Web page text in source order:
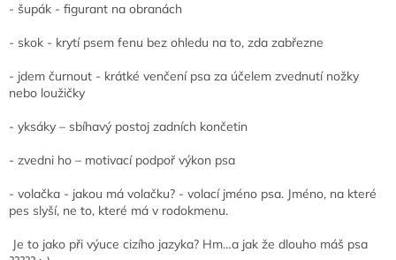
- šupák - figurant na obranách
- skok - krytí psem fenu bez ohledu na to, zda zabřezne
- jdem čurnout - krátké venčení psa za účelem zvednutí nožky
nebo loužičky
- yksáky – sbíhavý postoj zadních končetin
- zvedni ho – motivací podpoř výkon psa
- volačka - jakou má volačku? - volací jméno psa. Jméno, na které
pes slyší, ne to, které má v rodokmenu.
Je to jako při výuce cizího jazyka? Hm…a jak že dlouho máš psa